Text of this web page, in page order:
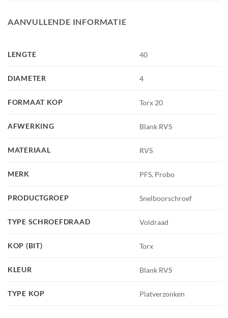
AANVULLENDE INFORMATIE
LENGTE 40
DIAMETER 4
FORMAAT KOP Torx 20
AFWERKING Blank RVS
MATERIAAL RVS
MERK PFS, Probo
PRODUCTGROEP Snelboorschroef
TYPE SCHROEFDRAAD Voldraad
KOP (BIT) Torx
KLEUR Blank RVS
TYPE KOP Platverzonken